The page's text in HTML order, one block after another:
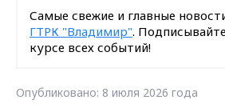
Самые свежие и главные
ГТРК "Владимир".
курсе всех событий!
Опубликовано: 8 июля 2026 года